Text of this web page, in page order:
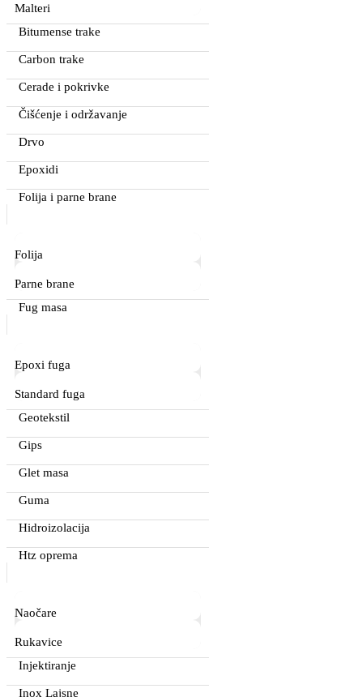
Malteri
Bitumense trake
Carbon trake
Cerade i pokrivke
Čišćenje i održavanje
Drvo
Epoxidi
Folija i parne brane
Folija
Parne brane
Fug masa
Epoxi fuga
Standard fuga
Geotekstil
Gips
Glet masa
Guma
Hidroizolacija
Htz oprema
Naočare
Rukavice
Injektiranje
Inox Lajsne